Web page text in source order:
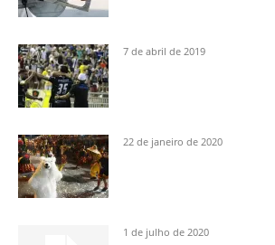
7 de abril de 2019
22 de janeiro de 2020
1 de julho de 2020